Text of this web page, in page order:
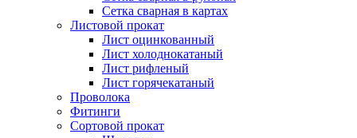
Сетка сварная в картах
Листовой прокат
Лист оцинкованный
Лист холоднокатаный
Лист рифленый
Лист горячекатаный
Проволока
Фитинги
Сортовой прокат